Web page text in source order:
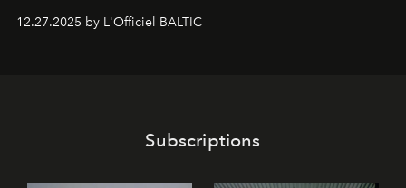
решения для дизайнеров и молодых брендов.
12.27.2025 by L'Officiel BALTIC
Subscriptions